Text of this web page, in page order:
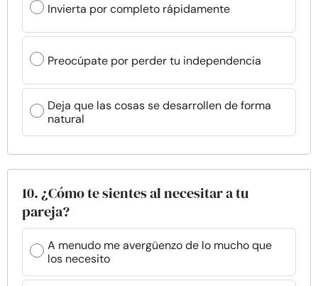
Invierta por completo rápidamente
Preocúpate por perder tu independencia
Deja que las cosas se desarrollen de forma
natural
10. ¿Cómo te sientes al necesitar a tu
pareja?
A menudo me avergüenzo de lo mucho que
los necesito